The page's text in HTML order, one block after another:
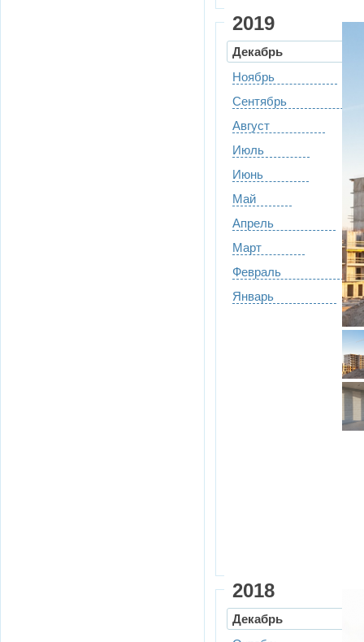
2019
Декабрь
Ноябрь
Сентябрь
Август
Июль
Июнь
Май
Апрель
Март
Февраль
Январь
2018
Декабрь